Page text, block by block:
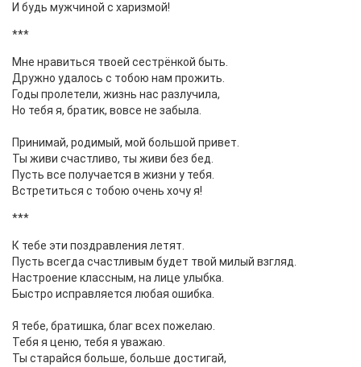
И будь мужчиной с харизмой!
***
Мне нравиться твоей сестрёнкой быть.
Дружно удалось с тобою нам прожить.
Годы пролетели, жизнь нас разлучила,
Но тебя я, братик, вовсе не забыла.
Принимай, родимый, мой большой привет.
Ты живи счастливо, ты живи без бед.
Пусть все получается в жизни у тебя.
Встретиться с тобою очень хочу я!
***
К тебе эти поздравления летят.
Пусть всегда счастливым будет твой милый взгляд.
Настроение классным, на лице улыбка.
Быстро исправляется любая ошибка.
Я тебе, братишка, благ всех пожелаю.
Тебя я ценю, тебя я уважаю.
Ты старайся больше, больше достигай,